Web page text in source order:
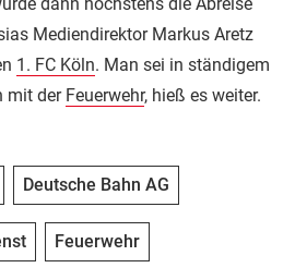
Mediendirektor Markus Aretz
1. FC Köln. Man sei in ständigem
mit der Feuerwehr, hieß es weiter.
Deutsche Bahn AG
Feuerwehr